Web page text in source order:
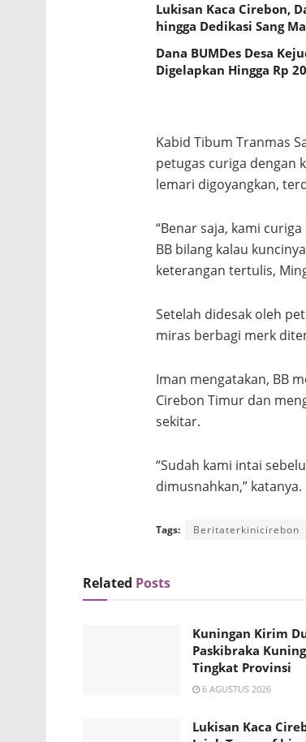
Lukisan Kaca Cirebon,
hingga Dedikasi Sang
Dana BUMDes Desa
Digelapkan Hingga Rp
Kabid Tibum Tranmas
petugas curiga dengan
lemari digoyangkan,
“Benar saja, kami
BB bilang kalau
keterangan tertulis,
Setelah didesak oleh
miras berbagi merk
Iman mengatakan, BB
Cirebon Timur dan
sekitar.
“Sudah kami intai
dimusnahkan,” katanya.
Tags: Beritaterkinicirebon
Related Posts
Kuningan Kirim
Paskibraka
Tingkat Provinsi
6 AGUSTUS 2026
Lukisan Kaca